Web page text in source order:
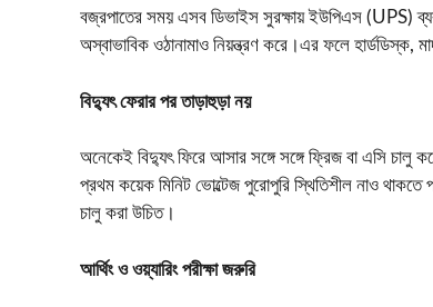
বজ্রপাতের সময় এসব ডিভাইস সুরক্ষায় ইউপিএস (UPS)
অস্বাভাবিক ওঠানামাও নিয়ন্ত্রণ করে।এর ফলে হার্ডডিস্ক,
বিদ্যুৎ ফেরার পর তাড়াহুড়া নয়
অনেকেই বিদ্যুৎ ফিরে আসার সঙ্গে সঙ্গে ফ্রিজ বা এসি চালু
প্রথম কয়েক মিনিট ভোল্টেজ পুরোপুরি স্থিতিশীল নাও
চালু করা উচিত।
আর্থিং ও ওয়্যারিং পরীক্ষা জরুরি